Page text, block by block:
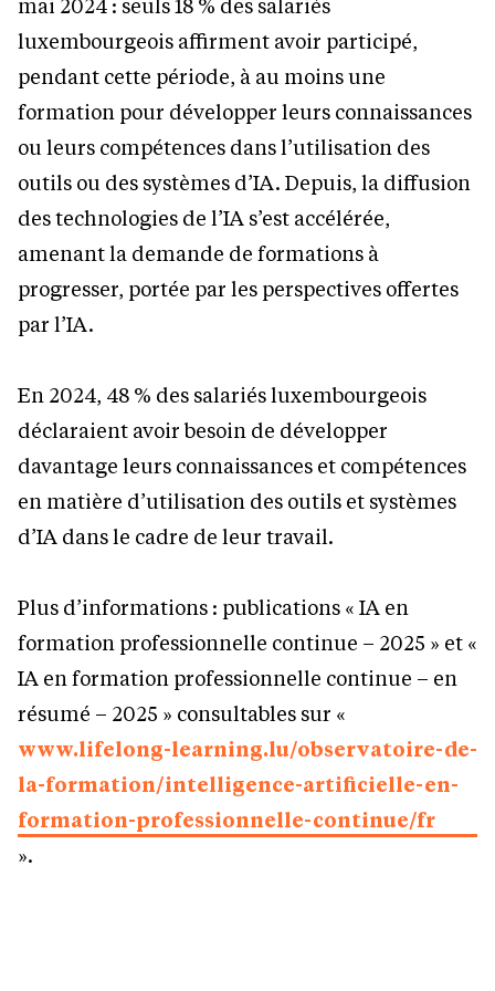
mai 2024 : seuls 18 % des salariés
luxembourgeois affirment avoir participé,
pendant cette période, à au moins une
formation pour développer leurs connaissances
ou leurs compétences dans l’utilisation des
outils ou des systèmes d’IA. Depuis, la diffusion
des technologies de l’IA s’est accélérée,
amenant la demande de formations à
progresser, portée par les perspectives offertes
par l’IA.
En 2024, 48 % des salariés luxembourgeois
déclaraient avoir besoin de développer
davantage leurs connaissances et compétences
en matière d’utilisation des outils et systèmes
d’IA dans le cadre de leur travail.
Plus d’informations : publications « IA en
formation professionnelle continue – 2025 » et «
IA en formation professionnelle continue – en
résumé – 2025 » consultables sur «
www.lifelong-learning.lu/observatoire-de-
la-formation/intelligence-artificielle-en-
formation-professionnelle-continue/fr
».